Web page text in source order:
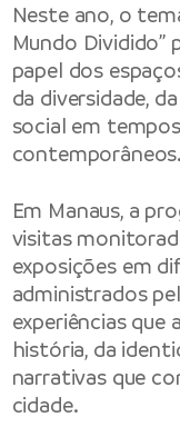
Neste ano, o
Mundo Dividido”
papel dos
da diversidade,
social em
contemporâneos.
Em Manaus, a
visitas
exposições em
administrados
experiências que
história, da
narrativas que
cidade.